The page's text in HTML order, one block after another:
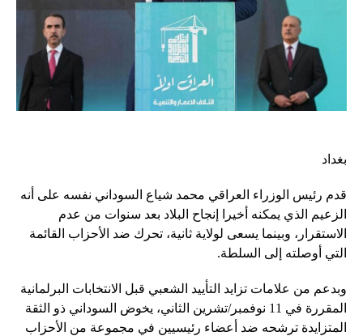
بغداد
قدم رئيس الوزراء العراقي محمد شياع السوداني نفسه على أنه
الزعيم الذي يمكنه أخيرا إنجاح البلاد بعد سنوات من عدم
الاستقرار، وبينما يسعى لولاية ثانية، تحرك ضد الأحزاب القائمة
التي أوصلته إلى السلطة.
وبدعم من علامات تزايد التأييد الشعبي قبل الانتخابات البرلمانية
المقررة في 11 نوفمبر/تشرين الثاني، يخوض السوداني ذو الثقة
المتزايدة ترشحه ضد أعضاء رئيسيين في مجموعة من الأحزاب